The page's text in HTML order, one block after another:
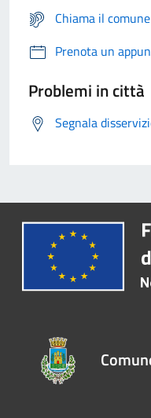
Chiama il
Prenota un
Problemi in città
Segnala